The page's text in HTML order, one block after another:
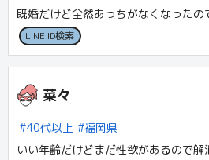
既婚だけど全然あっちがなくなった
LINE ID検索
菜々
40代以上
福岡県
いい年齢だけどまだ性欲があるので